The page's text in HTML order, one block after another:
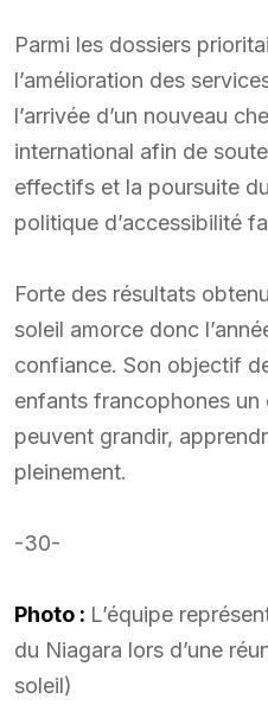
Parmi les dossiers
l’amélioration des
l’arrivée d’un nouveau
international afin de
effectifs et la poursuite
politique d’accessibilité
Forte des résultats
soleil amorce donc
confiance. Son objectif
enfants francophones un
peuvent grandir,
pleinement.
-30-
Photo : L’équipe
du Niagara lors d’une
soleil)